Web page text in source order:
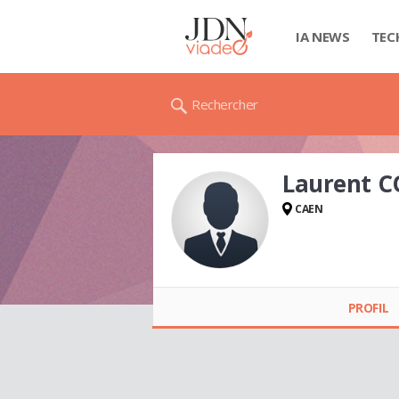
IA NEWS
Rechercher
Laurent
CAEN
PROFIL